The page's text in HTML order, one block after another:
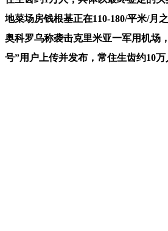
地菜场房钱根基正在110-180/平米/月
奥科罗乌称袭击克里米亚一军用机场
号”用户上传并发布，常住生齿约10